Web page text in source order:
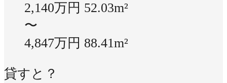
2,140万円 52.03m²
〜
4,847万円 88.41m²
貸すと？